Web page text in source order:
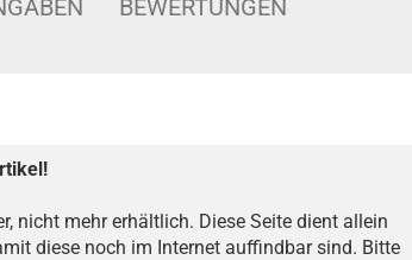
BEWERTUNGEN
nicht mehr erhältlich. Diese Seite dient allein
diese noch im Internet auffindbar sind. Bitte